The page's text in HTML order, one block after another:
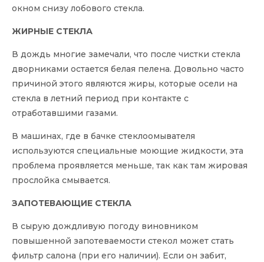
окном снизу лобового стекла.
ЖИРНЫЕ СТЕКЛА
В дождь многие замечали, что после чистки стекла
дворниками остается белая пелена. Довольно часто
причиной этого являются жиры, которые осели на
стекла в летний период при контакте с
отработавшими газами.
В машинах, где в бачке стеклоомывателя
используются специальные моющие жидкости, эта
проблема проявляется меньше, так как там жировая
прослойка смывается.
ЗАПОТЕВАЮЩИЕ СТЕКЛА
В сырую дождливую погоду виновником
повышенной запотеваемости стекол может стать
фильтр салона (при его наличии). Если он забит,